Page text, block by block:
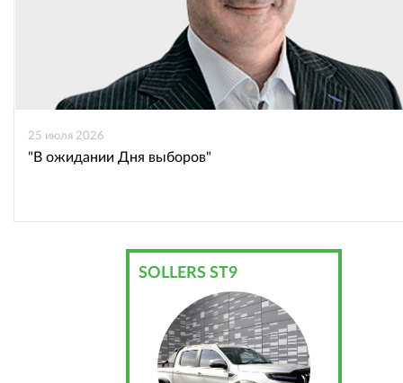
25 июля 2026
"В ожидании Дня выборов"
SOLLERS ST9